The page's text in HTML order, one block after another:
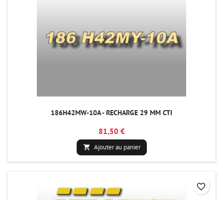
186H42MW-10A - RECHARGE 29 MM CTI
81,50 €
 Ajouter au panier
favorite_border